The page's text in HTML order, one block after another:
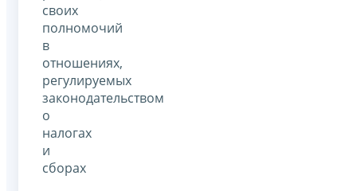
своих
полномочий
в
отношениях,
регулируемых
законодательством
о
налогах
и
сборах